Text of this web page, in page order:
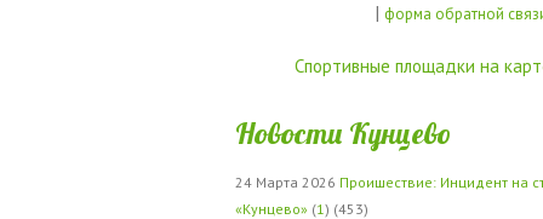
| форма обратной
Спортивные площадки на
Новости Кунцево
24 Марта 2026 Проишествие: Инцидент на
«Кунцево» (1 ) (453)